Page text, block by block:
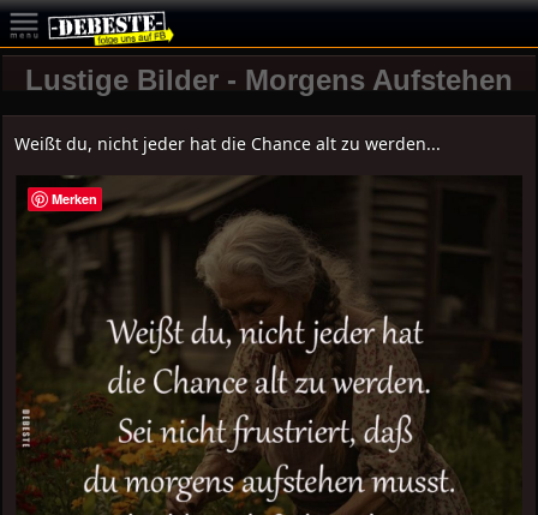
Lustige Bilder - Morgens Aufstehen
Weißt du, nicht jeder hat die Chance alt zu werden...
Merken